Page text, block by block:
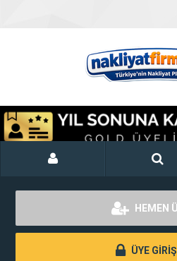
HEMEN
ÜYE